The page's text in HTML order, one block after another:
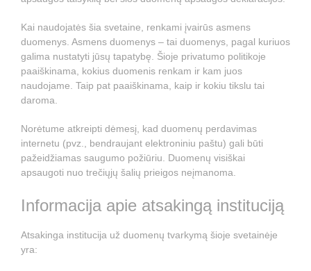
Kai naudojatės šia svetaine, renkami įvairūs asmens
duomenys. Asmens duomenys – tai duomenys, pagal kuriuos
galima nustatyti jūsų tapatybę. Šioje privatumo politikoje
paaiškinama, kokius duomenis renkam ir kam juos
naudojame. Taip pat paaiškinama, kaip ir kokiu tikslu tai
daroma.
Norėtume atkreipti dėmesį, kad duomenų perdavimas
internetu (pvz., bendraujant elektroniniu paštu) gali būti
pažeidžiamas saugumo požiūriu. Duomenų visiškai
apsaugoti nuo trečiųjų šalių prieigos neįmanoma.
Informacija apie atsakingą instituciją
Atsakinga institucija už duomenų tvarkymą šioje svetainėje
yra: